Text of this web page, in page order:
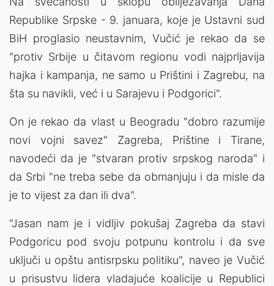
Republike Srpske - 9. januara, koje je Ustavni sud
BiH proglasio neustavnim, Vučić je rekao da se
"protiv Srbije u čitavom regionu vodi najprljavija
hajka i kampanja, ne samo u Prištini i Zagrebu, na
šta su navikli, već i u Sarajevu i Podgorici".
On je rekao da vlast u Beogradu "dobro razumije
novi vojni savez" Zagreba, Prištine i Tirane,
navodeći da je "stvaran protiv srpskog naroda" i
da Srbi "ne treba sebe da obmanjuju i da misle da
je to vijest za dan ili dva".
"Jasan nam je i vidljiv pokušaj Zagreba da stavi
Podgoricu pod svoju potpunu kontrolu i da sve
uključi u opštu antisrpsku politiku", naveo je Vučić
u prisustvu lidera vladajuće koalicije u Republici